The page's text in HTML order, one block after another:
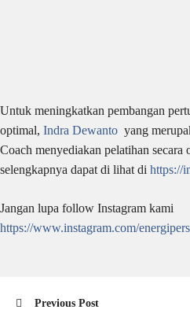
Untuk meningkatkan pembangan
optimal, Indra Dewanto yang
Coach menyediakan pelatihan
selengkapnya dapat di lihat di https://
Jangan lupa follow Instagram kami
https://www.instagram.com/
Previous Post